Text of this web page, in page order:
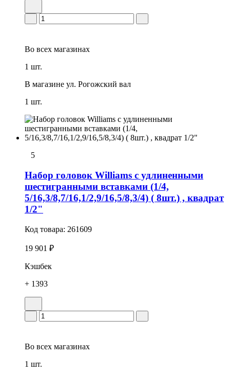
Во всех магазинах
1 шт.
В магазине ул. Рогожский вал
1 шт.
5
Набор головок Williams с удлиненными
шестигранными вставками (1/4,
5/16,3/8,7/16,1/2,9/16,5/8,3/4) ( 8шт.) , квадрат
1/2"
Код товара: 261609
19 901 ₽
Кэшбек
+ 1393
Во всех магазинах
1 шт.